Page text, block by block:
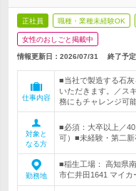
正社員 職種・業種未経験OK
女性のおしごと掲載中
情報更新日：2026/07/31 終了予定
仕事内容
■当社で製造する石
いただきます。／ス
務にもチャレンジ可
対象と
なる方
■必須：大卒以上／
可）■未経験・第二新
勤務地
■稲生工場： 高知県
市仁井田1641 マイカ